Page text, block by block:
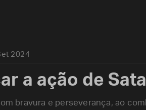
2024
a ação de
bravura e perseverança, ao